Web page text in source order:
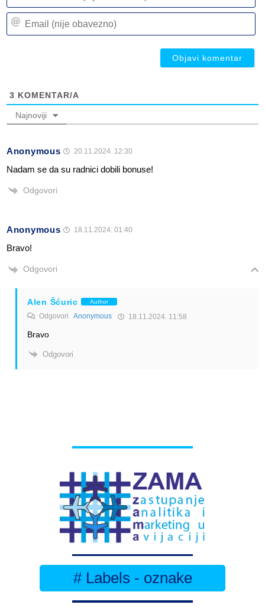
3 KOMENTAR/A
Najnoviji
Anonymous 20.11.2024. 12:30
Nadam se da su radnici dobili bonuse!
Odgovori
Anonymous 18.11.2024. 01:40
Bravo!
Odgovori
Alen Šćuric Author
Odgovori Anonymous 18.11.2024. 11:58
Bravo
Odgovori
# Labels - oznake